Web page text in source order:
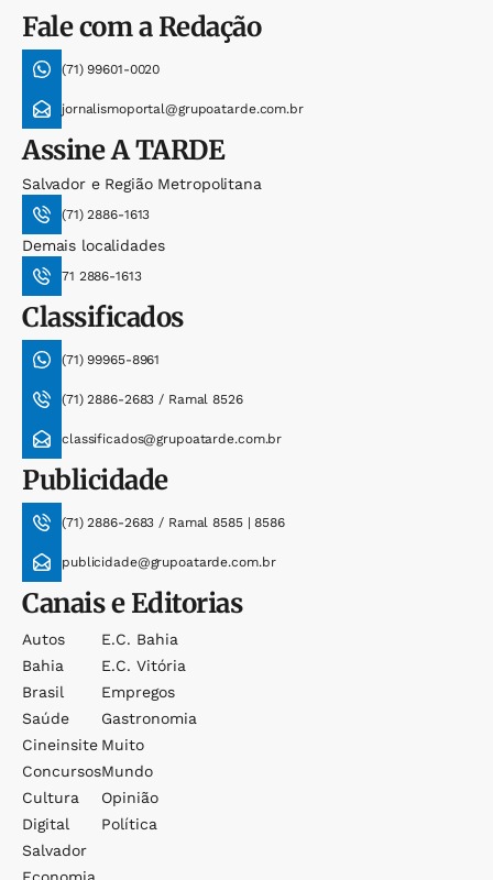
Fale com a Redação
(71) 99601-0020
jornalismoportal@grupoatarde.com.br
AssineA TARDE
Salvador e Região Metropolitana
(71) 2886-1613
Demais localidades
71 2886-1613
Classificados
(71) 99965-8961
(71) 2886-2683 / Ramal 8526
classificados@grupoatarde.com.br
Publicidade
(71) 2886-2683 / Ramal 8585 | 8586
publicidade@grupoatarde.com.br
Canais e Editorias
Autos
Bahia
Brasil
Saúde
Cineinsite
Concursos
Cultura
Digital
Salvador
E.c. Bahia
E.c. Vitória
Empregos
Gastronomia
Muito
Mundo
Opinião
Política